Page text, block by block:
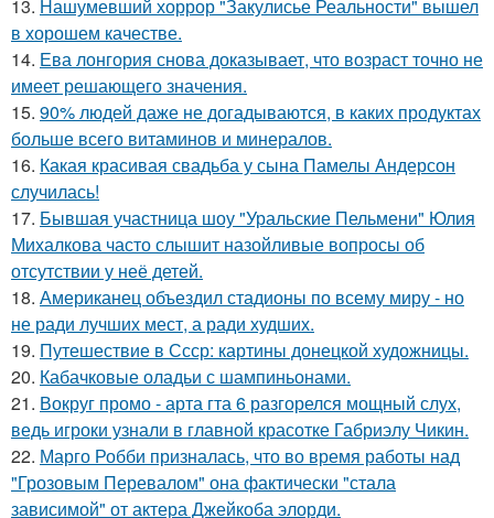
13. Нашумевший хоррор "Закулисье Реальности" вышел
в хорошем качестве.
14. Ева лонгория снова доказывает, что возраст точно не
имеет решающего значения.
15. 90% людей даже не догадываются, в каких продуктах
больше всего витаминов и минералов.
16. Какая красивая свадьба у сына Памелы Андерсон
случилась!
17. Бывшая участница шоу "Уральские Пельмени" Юлия
Михалкова часто слышит назойливые вопросы об
отсутствии у неё детей.
18. Американец объездил стадионы по всему миру - но
не ради лучших мест, а ради худших.
19. Путешествие в Ссср: картины донецкой художницы.
20. Кабачковые оладьи с шампиньонами.
21. Вокруг промо - арта гта 6 разгорелся мощный слух,
ведь игроки узнали в главной красотке Габриэлу Чикин.
22. Марго Робби призналась, что во время работы над
"Грозовым Перевалом" она фактически "стала
зависимой" от актера Джейкоба элорди.